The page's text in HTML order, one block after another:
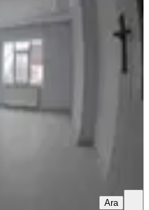
giriş·15.07.2026
OFİSİTUNCAY GÜL
Ara